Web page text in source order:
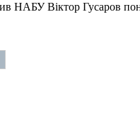
НАБУ Віктор Гусаров